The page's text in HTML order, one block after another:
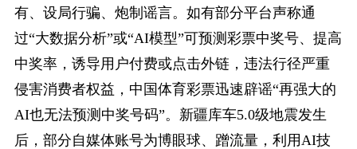
有、设局行骗、炮制谣言。如有部分平台声称通
过“大数据分析”或“AI模型”可预测彩票中奖号、提高
中奖率，诱导用户付费或点击外链，违法行径严重
侵害消费者权益，中国体育彩票迅速辟谣“再强大的
AI也无法预测中奖号码”。新疆库车5.0级地震发生
后，部分自媒体账号为博眼球、蹭流量，利用AI技